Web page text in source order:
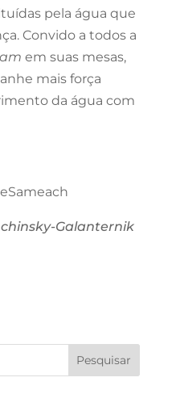
pela água que
Convido a todos a
em suas mesas,
mais força
da água com
Galanternik